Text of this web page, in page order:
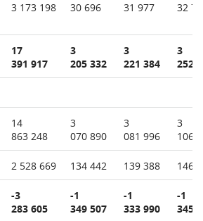
3 173 198 30 696 31 977 32
17
391 917
3
205 332
3
221 384
3
252
14
863 248
3
070 890
3
081 996
3
106
2 528 669 134 442 139 388 146
-3
283 605
-1
349 507
-1
333 990
-1
345